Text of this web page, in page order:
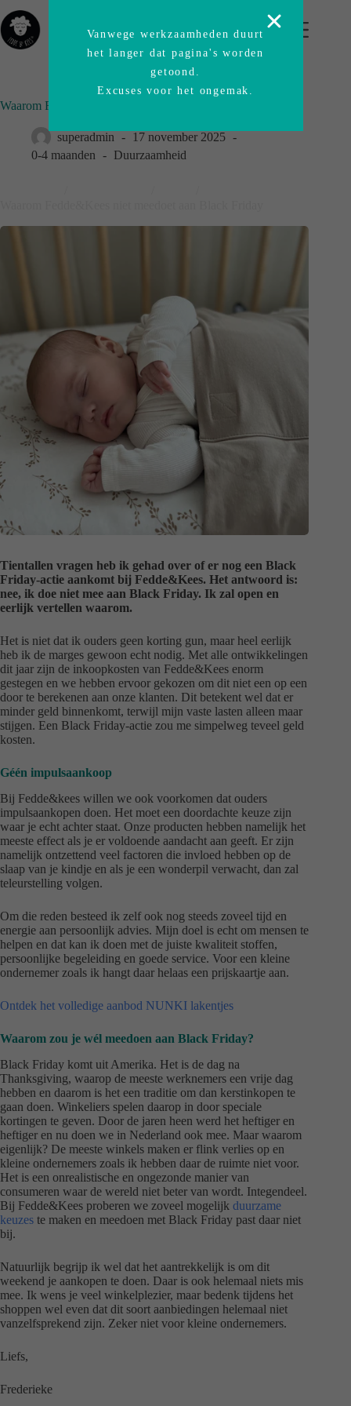
Waarom Fedde&Kees niet meedoet aan Black Friday
superadmin
17 november 2025
0-4 maanden
Duurzaamheid
Tientallen vragen heb ik gehad over of er nog een Black
Friday-actie aankomt bij Fedde&Kees. Het antwoord is:
nee, ik doe niet mee aan Black Friday. Ik zal open en
eerlijk vertellen waarom.
Het is niet dat ik ouders geen korting gun, maar heel eerlijk
heb ik de marges gewoon echt nodig. Met alle ontwikkelingen
dit jaar zijn de inkoopkosten van Fedde&Kees enorm
gestegen en we hebben ervoor gekozen om dit niet een op een
door te berekenen aan onze klanten. Dit betekent wel dat er
minder geld binnenkomt, terwijl mijn vaste lasten alleen maar
stijgen. Een Black Friday-actie zou me simpelweg teveel geld
kosten.
Géén impulsaankoop
Bij Fedde&kees willen we ook voorkomen dat ouders
impulsaankopen doen. Het moet een doordachte keuze zijn
waar je echt achter staat. Onze producten hebben namelijk het
meeste effect als je er voldoende aandacht aan geeft. Er zijn
namelijk ontzettend veel factoren die invloed hebben op de
slaap van je kindje en als je een wonderpil verwacht, dan zal
teleurstelling volgen.
Om die reden besteed ik zelf ook nog steeds zoveel tijd en
energie aan persoonlijk advies. Mijn doel is echt om mensen te
helpen en dat kan ik doen met de juiste kwaliteit stoffen,
persoonlijke begeleiding en goede service. Voor een kleine
ondernemer zoals ik hangt daar helaas een prijskaartje aan.
Ontdek het volledige aanbod NUNKI lakentjes
Waarom zou je wél meedoen aan Black Friday?
Black Friday komt uit Amerika. Het is de dag na
Thanksgiving, waarop de meeste werknemers een vrije dag
hebben en daarom is het een traditie om dan kerstinkopen te
gaan doen. Winkeliers spelen daarop in door speciale
kortingen te geven. Door de jaren heen werd het heftiger en
heftiger en nu doen we in Nederland ook mee. Maar waarom
eigenlijk? De meeste winkels maken er flink verlies op en
kleine ondernemers zoals ik hebben daar de ruimte niet voor.
Het is een onrealistische en ongezonde manier van
consumeren waar de wereld niet beter van wordt. Integendeel.
Bij Fedde&Kees proberen we zoveel mogelijk duurzame
keuzes te maken en meedoen met Black Friday past daar niet
bij.
Natuurlijk begrijp ik wel dat het aantrekkelijk is om dit
weekend je aankopen te doen. Daar is ook helemaal niets mis
mee. Ik wens je veel winkelplezier, maar bedenk tijdens het
shoppen wel even dat dit soort aanbiedingen helemaal niet
vanzelfsprekend zijn. Zeker niet voor kleine ondernemers.
Liefs,
Frederieke
Vanwege werkzaamheden duurt
het langer dat pagina's worden
getoond.
Excuses voor het ongemak.